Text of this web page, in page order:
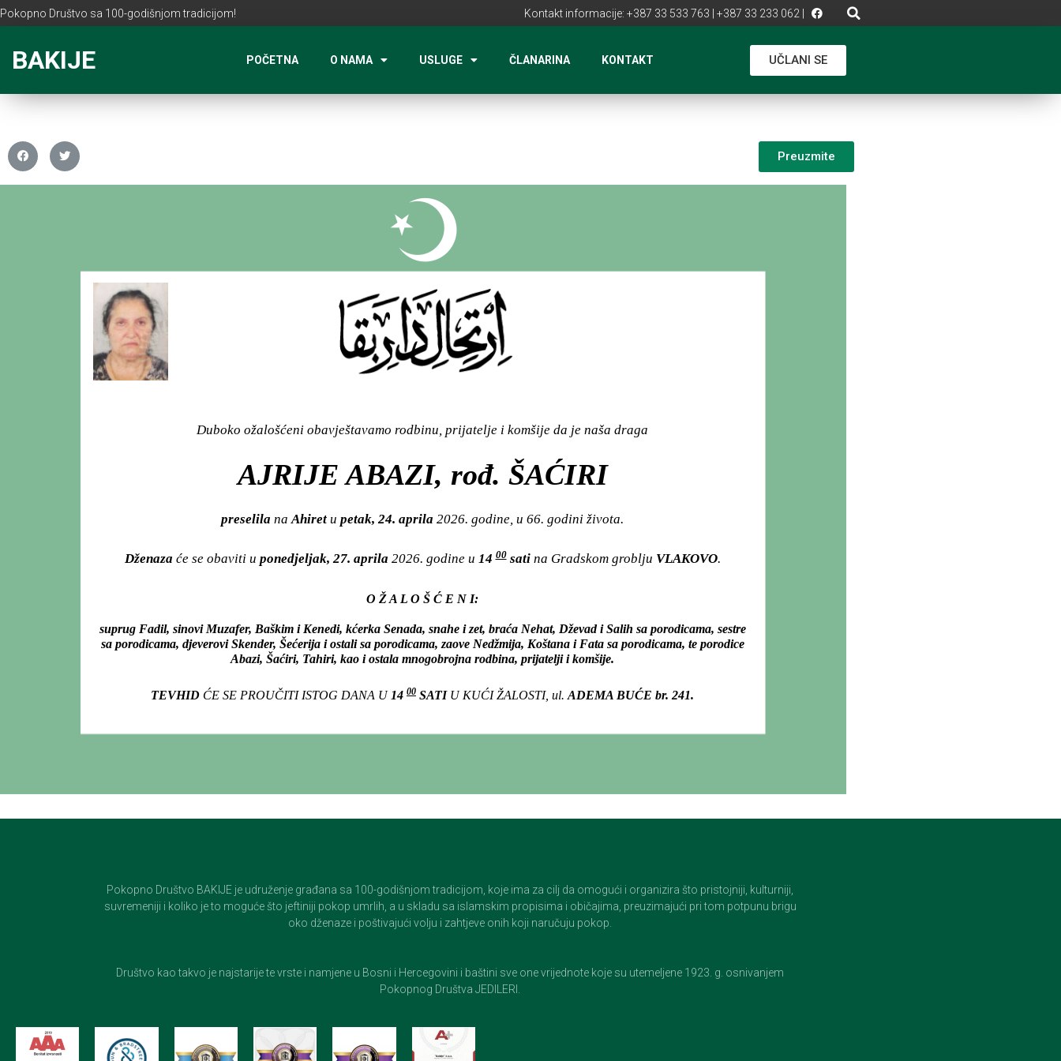
Pokopno Društvo sa 100-godišnjom tradicijom! Kontakt informacije: +387 33 533 763 | +387 33 233 062 |
BAKIJE POČETNA O NAMA USLUGE ČLANARINA KONTAKT UČLANI SE
Preuzmite
Duboko ožalošćeni obavještavamo rodbinu, prijatelje i komšije da je naša draga
AJRIJE ABAZI, rođ. ŠAĆIRI
preselila naAhiret u petak, 24. aprila 2026. godine, u 66. godini života.
Dženaza će se obaviti u ponedjeljak, 27. aprila 2026. godine u 1400satina Gradskom groblju VLAKOVO.
O Ž A L O Š Ć E N I:
suprug Fadil, sinovi Muzafer, Baškim i Kenedi, kćerka Senada, snahe i zet, braća Nehat, Dževad i Salih sa porodicama, sestre
sa porodicama, djeverovi Skender, Šećerija i ostali sa porodicama, zaove Nedžmija, Koštana i Fata sa porodicama, te porodice
Abazi, Šaćiri, Tahiri, kao i ostala mnogobrojna rodbina, prijatelji i komšije.
TEVHID ĆE SE PROUČITI ISTOG DANA U 14 00 SATIU KUĆI ŽALOSTI, ul. ADEMA BUĆE br. 241.
Pokopno Društvo BAKIJE je udruženje građana sa 100-godišnjom tradicijom, koje ima za cilj da omogući i organizira što pristojniji, kulturniji,
suvremeniji i koliko je to moguće što jeftiniji pokop umrlih, a u skladu sa islamskim propisima i običajima, preuzimajući pri tom potpunu brigu
oko dženaze i poštivajući volju i zahtjeve onih koji naručuju pokop.
Društvo kao takvo je najstarije te vrste i namjene u Bosni i Hercegovini i baštini sve one vrijednote koje su utemeljene 1923. g. osnivanjem
Pokopnog Društva JEDILERI.